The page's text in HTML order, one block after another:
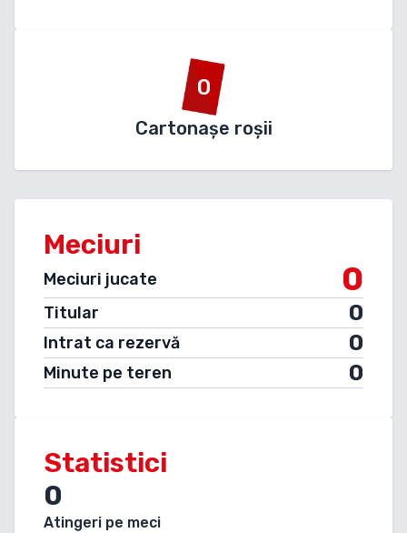
0
Cartonașe roșii
Meciuri
Meciuri jucate 0
Titular 0
Intrat ca rezervă 0
Minute pe teren 0
Statistici
0
Atingeri pe meci